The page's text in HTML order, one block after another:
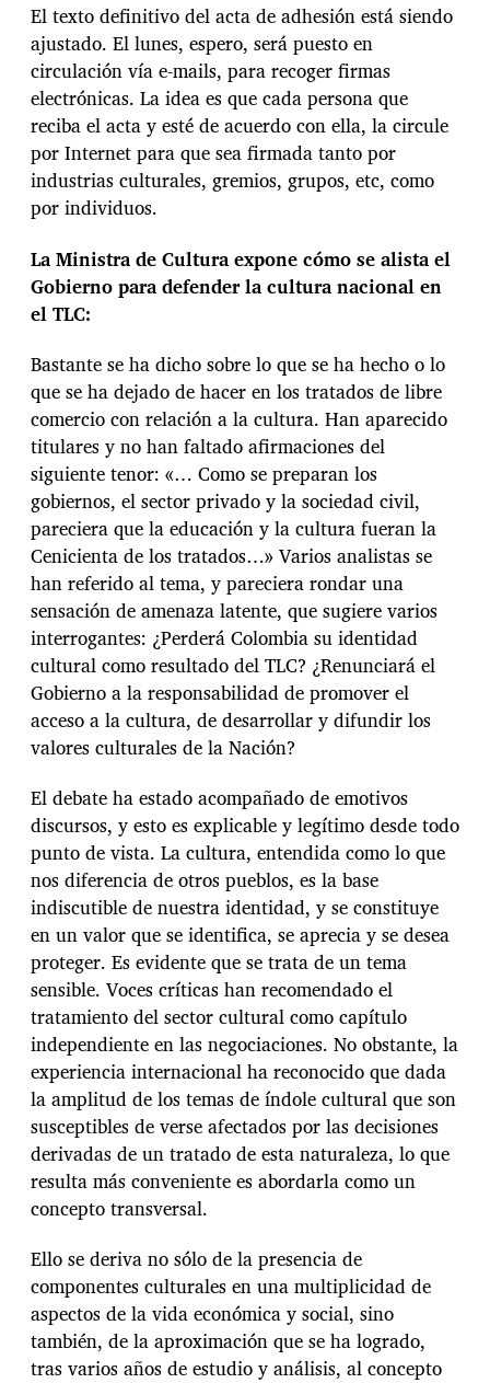
El texto definitivo del acta de adhesión está siendo
ajustado. El lunes, espero, será puesto en
circulación vía e-mails, para recoger firmas
electrónicas. La idea es que cada persona que
reciba el acta y esté de acuerdo con ella, la circule
por Internet para que sea firmada tanto por
industrias culturales, gremios, grupos, etc, como
por individuos.
La Ministra de Cultura expone cómo se alista el
Gobierno para defender la cultura nacional en
el TLC:
Bastante se ha dicho sobre lo que se ha hecho o lo
que se ha dejado de hacer en los tratados de libre
comercio con relación a la cultura. Han aparecido
titulares y no han faltado afirmaciones del
siguiente tenor: «… Como se preparan los
gobiernos, el sector privado y la sociedad civil,
pareciera que la educación y la cultura fueran la
Cenicienta de los tratados…» Varios analistas se
han referido al tema, y pareciera rondar una
sensación de amenaza latente, que sugiere varios
interrogantes: ¿Perderá Colombia su identidad
cultural como resultado del TLC? ¿Renunciará el
Gobierno a la responsabilidad de promover el
acceso a la cultura, de desarrollar y difundir los
valores culturales de la Nación?
El debate ha estado acompañado de emotivos
discursos, y esto es explicable y legítimo desde todo
punto de vista. La cultura, entendida como lo que
nos diferencia de otros pueblos, es la base
indiscutible de nuestra identidad, y se constituye
en un valor que se identifica, se aprecia y se desea
proteger. Es evidente que se trata de un tema
sensible. Voces críticas han recomendado el
tratamiento del sector cultural como capítulo
independiente en las negociaciones. No obstante, la
experiencia internacional ha reconocido que dada
la amplitud de los temas de índole cultural que son
susceptibles de verse afectados por las decisiones
derivadas de un tratado de esta naturaleza, lo que
resulta más conveniente es abordarla como un
concepto transversal.
Ello se deriva no sólo de la presencia de
componentes culturales en una multiplicidad de
aspectos de la vida económica y social, sino
también, de la aproximación que se ha logrado,
tras varios años de estudio y análisis, al concepto